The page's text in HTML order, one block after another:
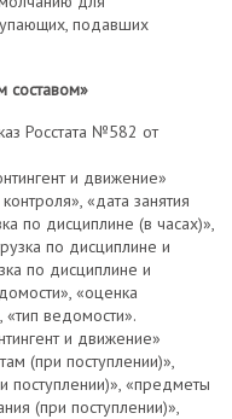
подавших
составом»
Росстата №582 от
и движение»
«дата занятия
по дисциплине (в часах)»,
по дисциплине и
по дисциплине и
«оценка
«тип ведомости».
и движение»
(при поступлении)»,
поступлении)», «предметы
(при поступлении)»,